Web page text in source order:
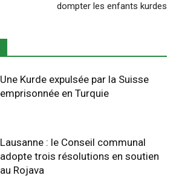
dompter les enfants kurdes
Une Kurde expulsée par la Suisse
emprisonnée en Turquie
Lausanne : le Conseil communal
adopte trois résolutions en soutien
au Rojava